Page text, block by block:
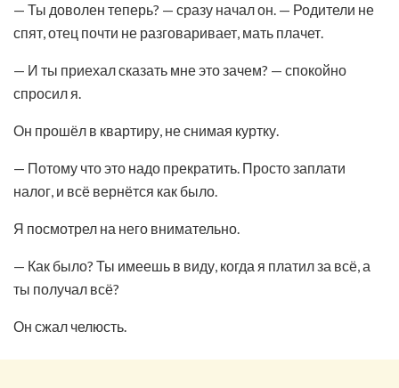
— Ты доволен теперь? — сразу начал он. — Родители не
спят, отец почти не разговаривает, мать плачет.
— И ты приехал сказать мне это зачем? — спокойно
спросил я.
Он прошёл в квартиру, не снимая куртку.
— Потому что это надо прекратить. Просто заплати
налог, и всё вернётся как было.
Я посмотрел на него внимательно.
— Как было? Ты имеешь в виду, когда я платил за всё, а
ты получал всё?
Он сжал челюсть.